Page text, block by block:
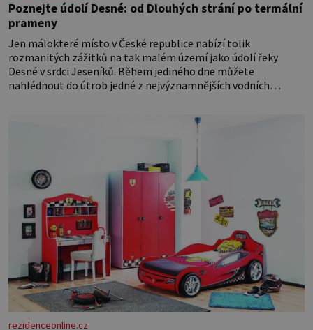
Poznejte údolí Desné: od Dlouhých strání po termální
prameny
Jen málokteré místo v České republice nabízí tolik
rozmanitých zážitků na tak malém území jako údolí řeky
Desné v srdci Jeseníků. Během jediného dne můžete
nahlédnout do útrob jedné z nejvýznamnějších vodních
rezidenceonline.cz